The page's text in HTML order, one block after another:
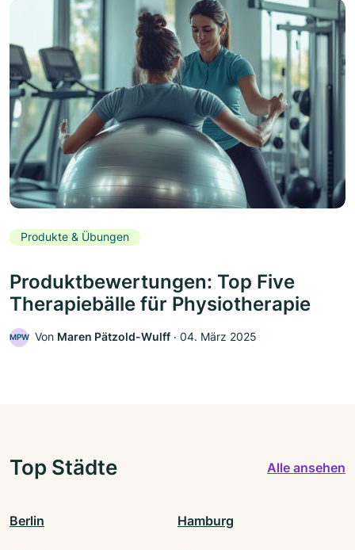
Produkte & Übungen
Produktbewertungen: Top Five
Therapiebälle für Physiotherapie
MPW Von Maren Pätzold-Wulff ‧ 04. März 2025
Top Städte Alle ansehen
Berlin Hamburg